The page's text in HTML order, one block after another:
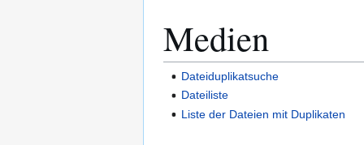
Medien
Dateiduplikatsuche
Dateiliste
Liste der Dateien mit Duplikaten